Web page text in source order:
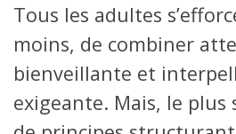
Tous les adultes
moins, de combiner
bienveillante et
exigeante. Mais, le